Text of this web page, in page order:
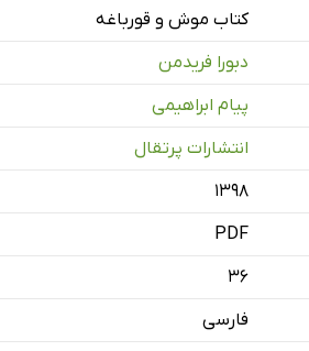
کتاب موش و قورباغه
دبورا فریدمن
پیام ابراھیمی
انتشارات پرتقال
۱۳۹۸
PDF
36
فارسی